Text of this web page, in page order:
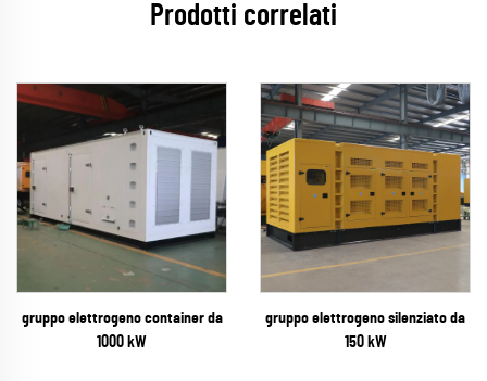
Prodotti correlati
gruppo elettrogeno container da
1000 kW
gruppo elettrogeno silenziato da
150 kW